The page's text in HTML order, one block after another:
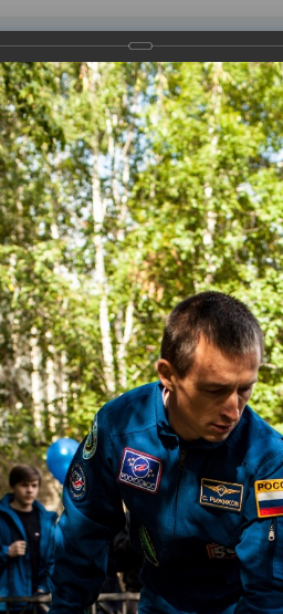
Документы Муниципальные
Рыжиков в Нижневартовске
Сергей Рыжиков. Он
собственного рабочего